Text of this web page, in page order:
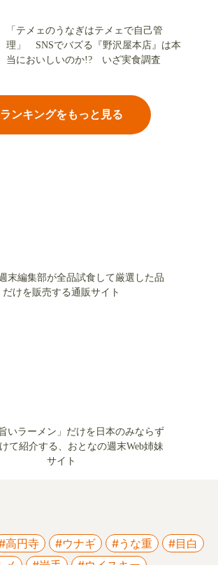
「テメェのうなぎはテメェで自己管
理」 SNSでバズる『野沢屋本店』は本
当においしいのか!? いざ実食調査
ランキングをもっと見る